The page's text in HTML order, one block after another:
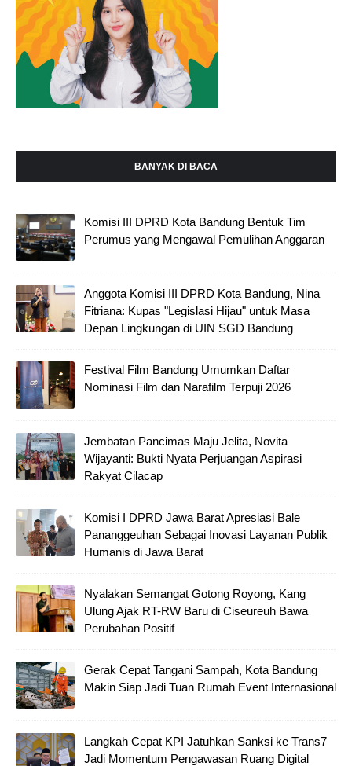
BANYAK DI BACA
Komisi III DPRD Kota Bandung Bentuk Tim
Perumus yang Mengawal Pemulihan Anggaran
Anggota Komisi III DPRD Kota Bandung, Nina
Fitriana: Kupas "Legislasi Hijau" untuk Masa
Depan Lingkungan di UIN SGD Bandung
Festival Film Bandung Umumkan Daftar
Nominasi Film dan Narafilm Terpuji 2026
Jembatan Pancimas Maju Jelita, Novita
Wijayanti: Bukti Nyata Perjuangan Aspirasi
Rakyat Cilacap
Komisi I DPRD Jawa Barat Apresiasi Bale
Pananggeuhan Sebagai Inovasi Layanan Publik
Humanis di Jawa Barat
Nyalakan Semangat Gotong Royong, Kang
Ulung Ajak RT-RW Baru di Ciseureuh Bawa
Perubahan Positif
Gerak Cepat Tangani Sampah, Kota Bandung
Makin Siap Jadi Tuan Rumah Event Internasional
Langkah Cepat KPI Jatuhkan Sanksi ke Trans7
Jadi Momentum Pengawasan Ruang Digital